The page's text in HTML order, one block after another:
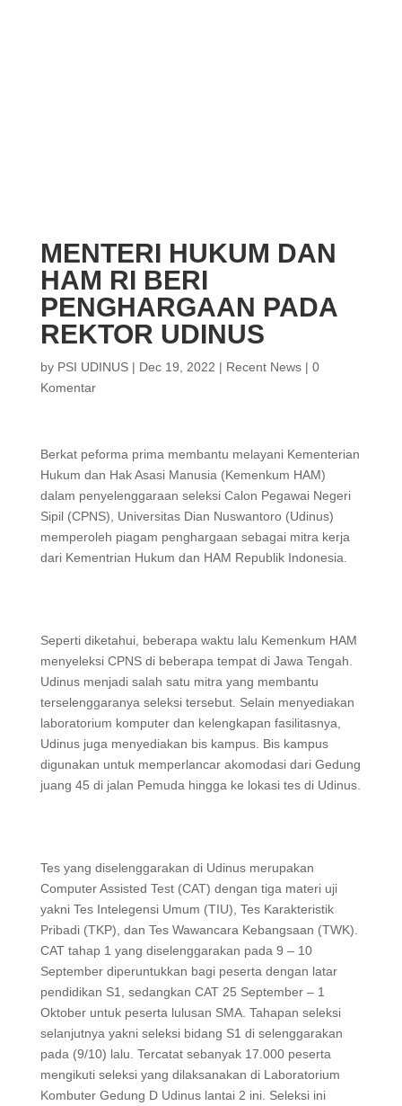
MENTERI HUKUM DAN
HAM RI BERI
PENGHARGAAN PADA
REKTOR UDINUS
by PSI UDINUS| Dec 19, 2022 | Recent News| 0
Komentar
Berkat peforma prima membantu melayani Kementerian
Hukum dan Hak Asasi Manusia (Kemenkum HAM)
dalam penyelenggaraan seleksi Calon Pegawai Negeri
Sipil (CPNS), Universitas Dian Nuswantoro (Udinus)
memperoleh piagam penghargaan sebagai mitra kerja
dari Kementrian Hukum dan HAM Republik Indonesia.
Seperti diketahui, beberapa waktu lalu Kemenkum HAM
menyeleksi CPNS di beberapa tempat di Jawa Tengah.
Udinus menjadi salah satu mitra yang membantu
terselenggaranya seleksi tersebut. Selain menyediakan
laboratorium komputer dan kelengkapan fasilitasnya,
Udinus juga menyediakan bis kampus. Bis kampus
digunakan untuk memperlancar akomodasi dari Gedung
juang 45 di jalan Pemuda hingga ke lokasi tes di Udinus.
Tes yang diselenggarakan di Udinus merupakan
Computer Assisted Test (CAT) dengan tiga materi uji
yakni Tes Intelegensi Umum (TIU), Tes Karakteristik
Pribadi (TKP), dan Tes Wawancara Kebangsaan (TWK).
CAT tahap 1 yang diselenggarakan pada 9 – 10
September diperuntukkan bagi peserta dengan latar
pendidikan S1, sedangkan CAT 25 September – 1
Oktober untuk peserta lulusan SMA. Tahapan seleksi
selanjutnya yakni seleksi bidang S1 di selenggarakan
pada (9/10) lalu. Tercatat sebanyak 17.000 peserta
mengikuti seleksi yang dilaksanakan di Laboratorium
Kombuter Gedung D Udinus lantai 2 ini. Seleksi ini